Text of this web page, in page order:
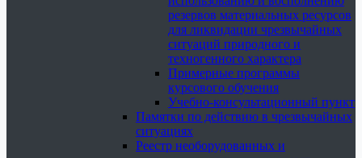
резервов материальных ресурсов
для ликвидации чрезвычайных
ситуаций природного и
техногенного характера
Примерные программы
курсового обучения
Учебно-консультационный пункт
Памятки по действию в чрезвычайных
ситуациях
Реестр необорудованных и